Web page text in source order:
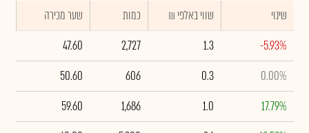
שינוי ₪ שווי באלפי כמות
שער מכירה
-5.93%
1.3
2,727
47.60
0.00%
0.3
606
50.60
17.79%
1.0
1,686
59.60